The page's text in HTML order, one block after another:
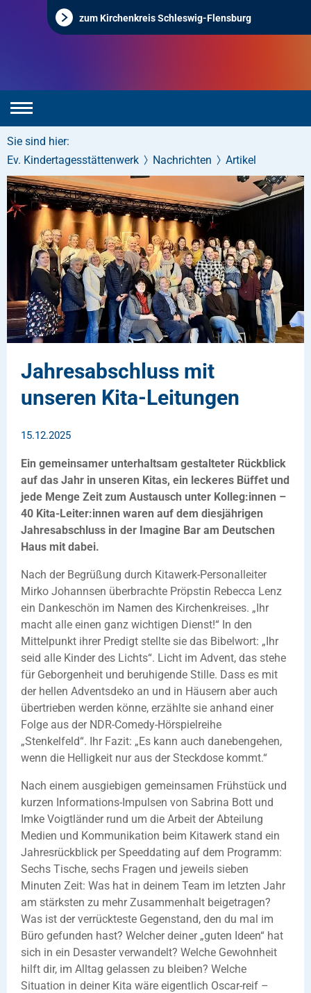
zum Kirchenkreis Schleswig-Flensburg
Sie sind hier:
Ev. Kindertagesstättenwerk
Nachrichten Artikel
Jahresabschluss mit
unseren Kita-Leitungen
15.12.2025
Ein gemeinsamer unterhaltsam gestalteter Rückblick
auf das Jahr in unseren Kitas, ein leckeres Büffet und
jede Menge Zeit zum Austausch unter Kolleg:innen –
40 Kita-Leiter:innen waren auf dem diesjährigen
Jahresabschluss in der Imagine Bar am Deutschen
Haus mit dabei.
Nach der Begrüßung durch Kitawerk-Personalleiter
Mirko Johannsen überbrachte Pröpstin Rebecca Lenz
ein Dankeschön im Namen des Kirchenkreises. „Ihr
macht alle einen ganz wichtigen Dienst!“ In den
Mittelpunkt ihrer Predigt stellte sie das Bibelwort: „Ihr
seid alle Kinder des Lichts“. Licht im Advent, das stehe
für Geborgenheit und beruhigende Stille. Dass es mit
der hellen Adventsdeko an und in Häusern aber auch
übertrieben werden könne, erzählte sie anhand einer
Folge aus der NDR-Comedy-Hörspielreihe
„Stenkelfeld“. Ihr Fazit: „Es kann auch danebengehen,
wenn die Helligkeit nur aus der Steckdose kommt.“
Nach einem ausgiebigen gemeinsamen Frühstück und
kurzen Informations-Impulsen von Sabrina Bott und
Imke Voigtländer rund um die Arbeit der Abteilung
Medien und Kommunikation beim Kitawerk stand ein
Jahresrückblick per Speeddating auf dem Programm:
Sechs Tische, sechs Fragen und jeweils sieben
Minuten Zeit: Was hat in deinem Team im letzten Jahr
am stärksten zu mehr Zusammenhalt beigetragen?
Was ist der verrückteste Gegenstand, den du mal im
Büro gefunden hast? Welcher deiner „guten Ideen“ hat
sich in ein Desaster verwandelt? Welche Gewohnheit
hilft dir, im Alltag gelassen zu bleiben? Welche
Situation in deiner Kita wäre eigentlich Oscar-reif –